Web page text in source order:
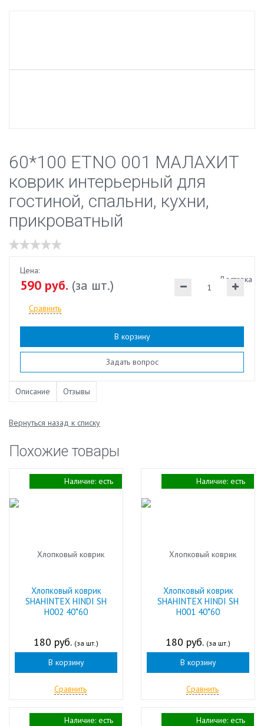
60*100 ETNO 001 МАЛАХИТ
коврик интерьерный для
гостиной, спальни, кухни,
прикроватный
Доставка
Цена:
590 руб. (за шт.)
Сравнить
В корзину
Задать вопрос
Описание Отзывы
Вернуться назад к списку
Похожие товары
Хлопковый коврик
SHAHINTEX HINDI SH
H002 40*60
180 руб. (за шт.)
В корзину
Сравнить
Наличие: есть
Хлопковый коврик
SHAHINTEX HINDI SH
H001 40*60
180 руб. (за шт.)
В корзину
Сравнить
Наличие: есть
Наличие: есть Наличие: есть